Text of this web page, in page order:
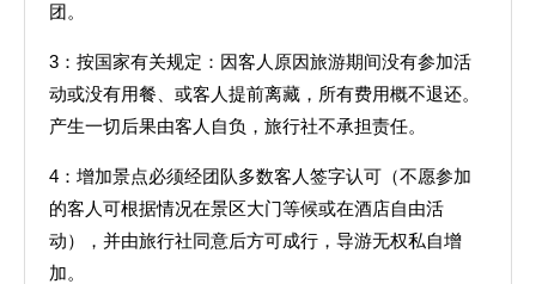
团。
3：按国家有关规定：因客人原因旅游期间没有参加活
动或没有用餐、或客人提前离藏，所有费用概不退还。
产生一切后果由客人自负，旅行社不承担责任。
4：增加景点必须经团队多数客人签字认可（不愿参加
的客人可根据情况在景区大门等候或在酒店自由活
动），并由旅行社同意后方可成行，导游无权私自增
加。